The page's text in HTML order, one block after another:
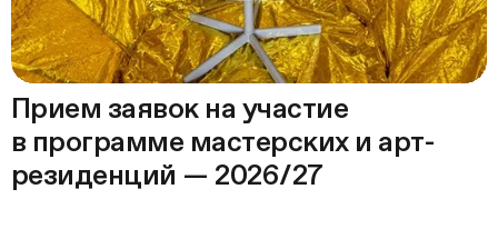
Прием заявок на участие
в программе мастерских и арт-
резиденций — 2026/27